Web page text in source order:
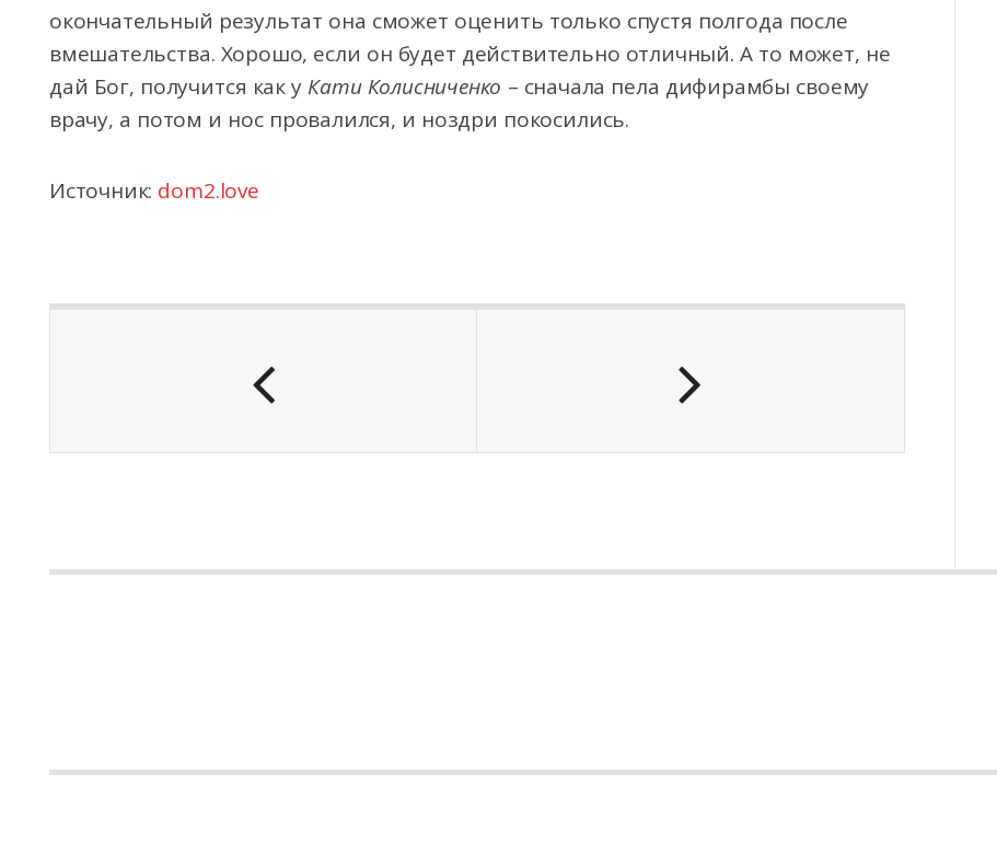
окончательный результат она сможет оценить только спустя полгода после
вмешательства. Хорошо, если он будет действительно отличный. А то может, не
дай Бог, получится как у Кати Колисниченко – сначала пела дифирамбы своему
врачу, а потом и нос провалился, и ноздри покосились.
Источник: dom2.love